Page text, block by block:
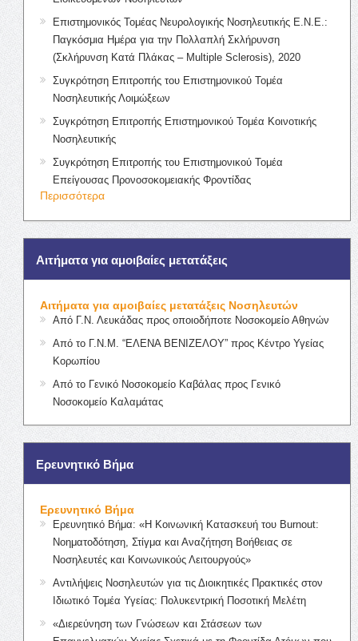
Επιστημονικός Τομέας Νευρολογικής Νοσηλευτικής Ε.Ν.Ε.:
Παγκόσμια Ημέρα για την Πολλαπλή Σκλήρυνση
(Σκλήρυνση Κατά Πλάκας – Multiple Sclerosis), 2020
Συγκρότηση Επιτροπής του Επιστημονικού Τομέα
Νοσηλευτικής Λοιμώξεων
Συγκρότηση Επιτροπής Επιστημονικού Τομέα Κοινοτικής
Νοσηλευτικής
Συγκρότηση Επιτροπής του Επιστημονικού Τομέα
Επείγουσας Προνοσοκομειακής Φροντίδας
Περισσότερα
Αιτήματα για αμοιβαίες μετατάξεις
Αιτήματα για αμοιβαίες μετατάξεις Νοσηλευτών
Από Γ.Ν. Λευκάδας προς οποιοδήποτε Νοσοκομείο Αθηνών
Από το Γ.Ν.Μ. “ΕΛΕΝΑ ΒΕΝΙΖΕΛΟΥ” προς Κέντρο Υγείας
Κορωπίου
Από το Γενικό Νοσοκομείο Καβάλας προς Γενικό
Νοσοκομείο Καλαμάτας
Ερευνητικό Βήμα
Ερευνητικό Βήμα
Ερευνητικό Βήμα: «Η Κοινωνική Κατασκευή του Burnout:
Νοηματοδότηση, Στίγμα και Αναζήτηση Βοήθειας σε
Νοσηλευτές και Κοινωνικούς Λειτουργούς»
Αντιλήψεις Νοσηλευτών για τις Διοικητικές Πρακτικές στον
Ιδιωτικό Τομέα Υγείας: Πολυκεντρική Ποσοτική Μελέτη
«Διερεύνηση των Γνώσεων και Στάσεων των